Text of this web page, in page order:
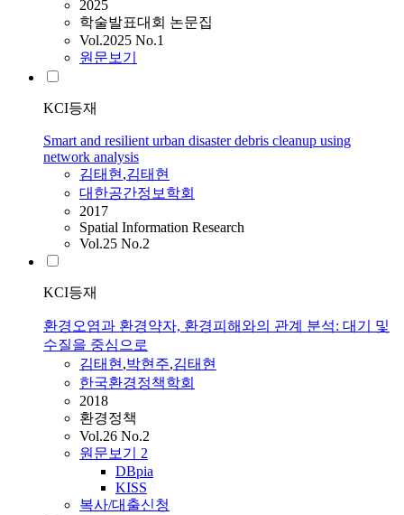
2025
학술발표대회 논문집
Vol.2025 No.1
원문보기
KCI등재
Smart and resilient urban disaster debris cleanup using
network analysis
김태현,김태현
대한공간정보학회
2017
Spatial Information Research
Vol.25 No.2
KCI등재
환경오염과 환경약자, 환경피해와의 관계 분석: 대기 및
수질을 중심으로
김태현,박현주,김태현
한국환경정책학회
2018
환경정책
Vol.26 No.2
원문보기 2
DBpia
KISS
복사/대출신청